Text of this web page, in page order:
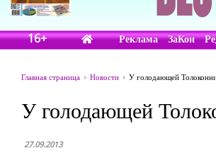
16+ Реклама ЗаКон
Главная страница Новости У голодающей
У голодающей
27.09.2013